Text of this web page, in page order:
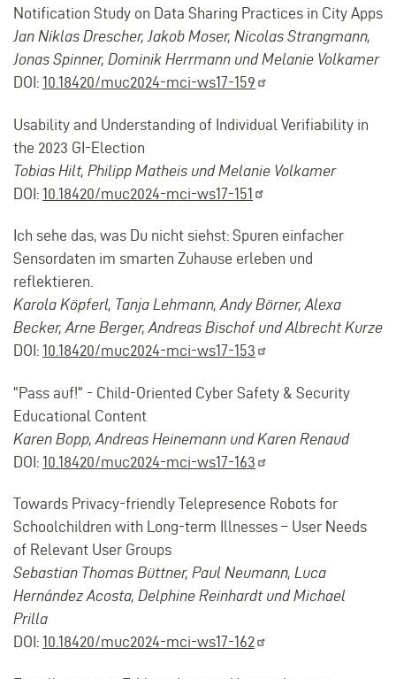
Notification Study on Data Sharing Practices in City Apps
Jan Niklas Drescher, Jakob Moser, Nicolas Strangmann,
Jonas Spinner, Dominik Herrmann und Melanie Volkamer
DOI: 10.18420/muc2024-mci-ws17-159
Usability and Understanding of Individual Verifiability in
the 2023 GI-Election
Tobias Hilt, Philipp Matheis und Melanie Volkamer
DOI: 10.18420/muc2024-mci-ws17-151
Ich sehe das, was Du nicht siehst: Spuren einfacher
Sensordaten im smarten Zuhause erleben und
reflektieren.
Karola Köpferl, Tanja Lehmann, Andy Börner, Alexa
Becker, Arne Berger, Andreas Bischof und Albrecht Kurze
DOI: 10.18420/muc2024-mci-ws17-153
"Pass auf!" - Child-Oriented Cyber Safety & Security
Educational Content
Karen Bopp, Andreas Heinemann und Karen Renaud
DOI: 10.18420/muc2024-mci-ws17-163
Towards Privacy-friendly Telepresence Robots for
Schoolchildren with Long-term Illnesses – User Needs
of Relevant User Groups
Sebastian Thomas Büttner, Paul Neumann, Luca
Hernández Acosta, Delphine Reinhardt und Michael
Prilla
DOI: 10.18420/muc2024-mci-ws17-162